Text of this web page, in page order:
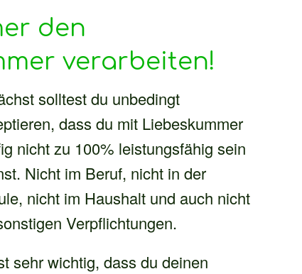
den
verarbeiten!
solltest du unbedingt
dass du mit Liebeskummer
nicht zu 100% leistungsfähig sein
Nicht im Beruf, nicht in der
nicht im Haushalt und auch nicht
Verpflichtungen.
sehr wichtig, dass du deinen